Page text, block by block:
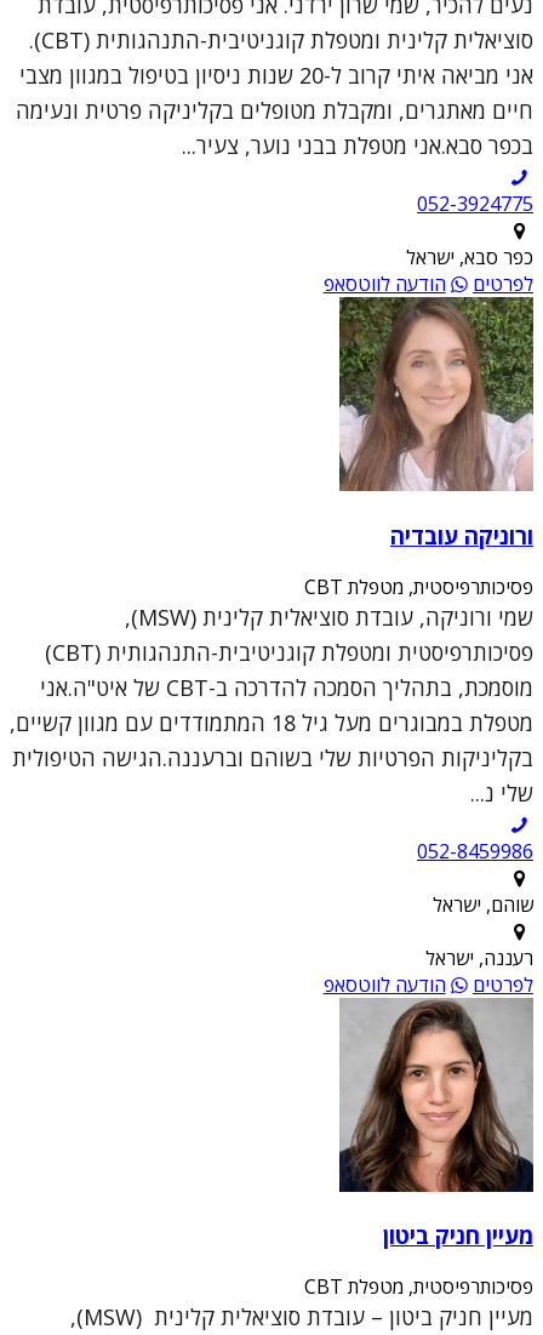
סוציאלית קלינית ומטפלת קוגניטיבית-התנהגותית (CBT).
אני מביאה איתי קרוב ל-20 שנות ניסיון בטיפול במגוון מצבי
חיים מאתגרים, ומקבלת מטופלים בקליניקה פרטית ונעימה
בכפר סבא.אני מטפלת בבני נוער, צעיר...
052-3924775
כפר סבא, ישראל
לפרטים
הודעה לווטסאפ
ורוניקה עובדיה
פסיכותרפיסטית, מטפלת CBT
שמי ורוניקה, עובדת סוציאלית קלינית (MSW),
פסיכותרפיסטית ומטפלת קוגניטיבית-התנהגותית (CBT)
מוסמכת, בתהליך הסמכה להדרכה ב-CBT של איט"ה.אני
מטפלת במבוגרים מעל גיל 18 המתמודדים עם מגוון קשיים,
בקליניקות הפרטיות שלי בשוהם וברעננה.הגישה הטיפולית
שלי נ...
052-8459986
שוהם, ישראל
רעננה, ישראל
לפרטים
הודעה לווטסאפ
מעיין חניק ביטון
פסיכותרפיסטית, מטפלת CBT
מעיין חניק ביטון – עובדת סוציאלית קלינית (MSW),